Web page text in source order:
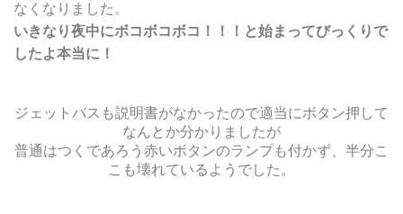
なくなりました。
いきなり夜中にボコボコボコ！！！と始まってびっくりで
したよ本当に！
ジェットバスも説明書がなかったので適当にボタン押して
なんとか分かりましたが
普通はつくであろう赤いボタンのランプも付かず、半分こ
こも壊れているようでした。